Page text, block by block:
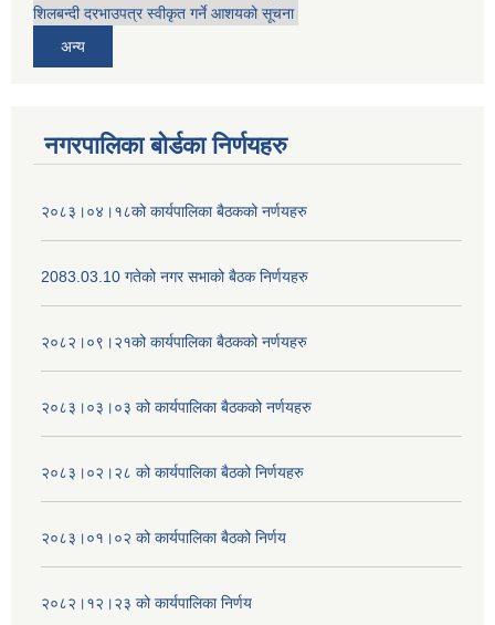
शिलबन्दी दरभाउपत्र स्वीकृत गर्ने आशयको सूचना
अन्य
नगरपालिका बोर्डका निर्णयहरु
२०८३।०४।१८को कार्यपालिका बैठकको नर्णयहरु
2083.03.10 गतेको नगर सभाको बैठक निर्णयहरु
२०८२।०९।२१को कार्यपालिका बैठकको नर्णयहरु
२०८३।०३।०३ को कार्यपालिका बैठकको नर्णयहरु
२०८३।०२।२८ को कार्यपालिका बैठको निर्णयहरु
२०८३।०१।०२ को कार्यपालिका बैठको निर्णय
२०८२।१२।२३ को कार्यपालिका निर्णय